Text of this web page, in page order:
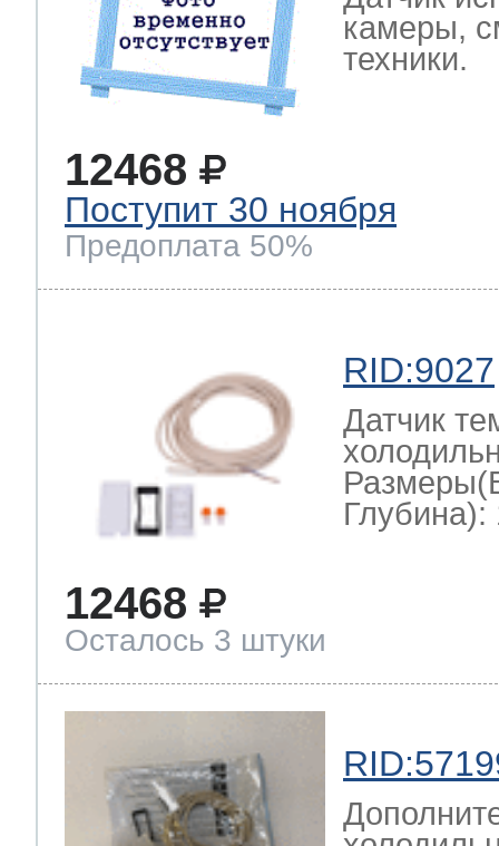
камеры,
техники.
12468
Поступит 30 ноября
Предоплата 50%
RID:9027
Датчик
Глубина):
12468
Осталось 3 штуки